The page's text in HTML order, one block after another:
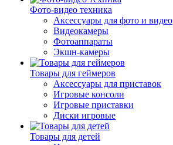
Фото-видео техника
Аксессуары для фото и видео
Видеокамеры
Фотоаппараты
Экшн-камеры
Товары для геймеров
Аксессуары для приставок
Игровые консоли
Игровые приставки
Диски игровые
Товары для детей